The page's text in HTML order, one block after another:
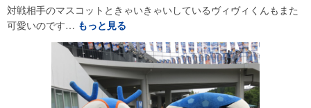
対戦相手のマスコットときゃいきゃいしているヴィヴィくんもまた
可愛いのです… もっと見る